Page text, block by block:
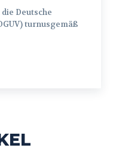
turnusgemäß